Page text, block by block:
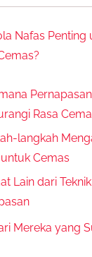
Nafas Penting
Pernapasan
Rasa
langkah
Cemas
Lain dari Teknik
Mereka yang